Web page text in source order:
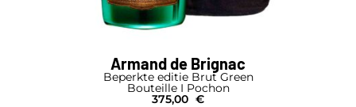
Armand de Brignac
Beperkte editie Brut Green
Bouteille I Pochon
375,00 €